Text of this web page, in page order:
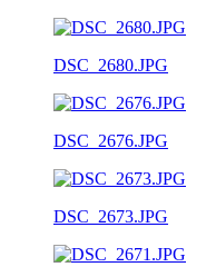
DSC_2680.JPG
DSC_2676.JPG
DSC_2673.JPG